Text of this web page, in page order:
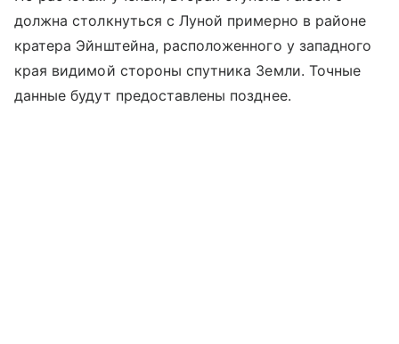
должна столкнуться с Луной примерно в районе
кратера Эйнштейна, расположенного у западного
края видимой стороны спутника Земли. Точные
данные будут предоставлены позднее.